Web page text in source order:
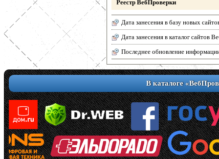
Реестр ВебПроверки
Дата занесения в базу новых
Дата занесения в каталог сайтов
Последнее обновление
В каталоге